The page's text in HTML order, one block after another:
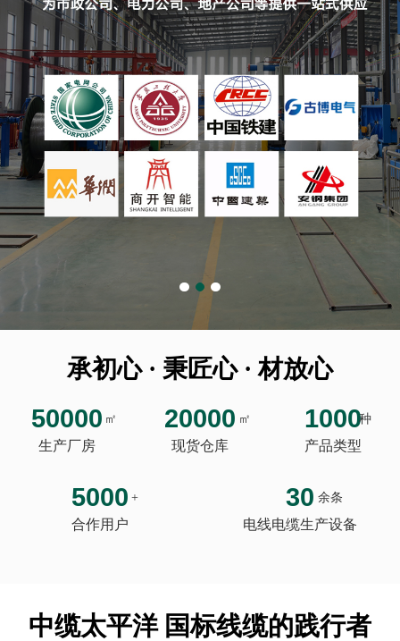
承初心 · 秉匠心 · 材放心
50000 ㎡
生产厂房
20000 ㎡
现货仓库
1000种
产品类型
5000 +
合作用户
30 余条
电线电缆生产设备
中缆太平洋 国标线缆的践行者